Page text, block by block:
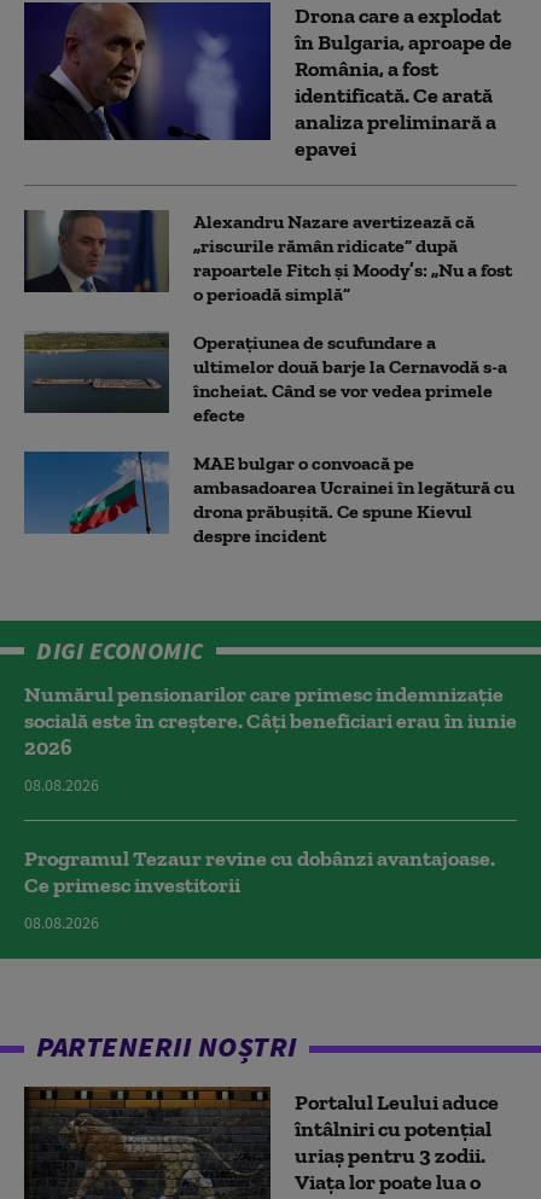
Drona care a explodat
în Bulgaria, aproape de
România, a fost
identificată. Ce arată
analiza preliminară a
epavei
Alexandru Nazare avertizează că
„riscurile rămân ridicate” după
rapoartele Fitch și Moody’s: „Nu a fost
o perioadă simplă”
Operațiunea de scufundare a
ultimelor două barje la Cernavodă s-a
încheiat. Când se vor vedea primele
efecte
MAE bulgar o convoacă pe
ambasadoarea Ucrainei în legătură cu
drona prăbuşită. Ce spune Kievul
despre incident
DIGI ECONOMIC
Numărul pensionarilor care primesc indemnizaţie
socială este în creștere. Câți beneficiari erau în iunie
2026
08.08.2026
Programul Tezaur revine cu dobânzi avantajoase.
Ce primesc investitorii
08.08.2026
PARTENERII NOȘTRI
Portalul Leului aduce
întâlniri cu potențial
uriaș pentru 3 zodii.
Viața lor poate lua o